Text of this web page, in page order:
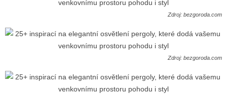
Zdroj: bezgoroda.com
Zdroj: bezgoroda.com